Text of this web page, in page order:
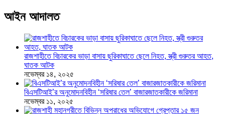
আইন আদালত
রাজশাহীতে বিচারকের ভাড়া বাসায় ছুরিকাঘাতে ছেলে নিহত, স্ত্রী গুরুতর আহত,
ঘাতক আটক
নভেম্বর ১৪, ২০২৫
বিএসটিআই’র অনুমোদনবিহীন ‘সরিষার তেল’ বাজারজাতকারীকে জরিমানা
নভেম্বর ১১, ২০২৫